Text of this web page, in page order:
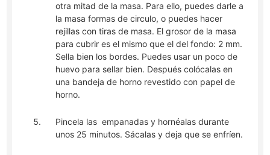
otra mitad de la masa. Para ello, puedes darle a
la masa formas de circulo, o puedes hacer
rejillas con tiras de masa. El grosor de la masa
para cubrir es el mismo que el del fondo: 2 mm.
Sella bien los bordes. Puedes usar un poco de
huevo para sellar bien. Después colócalas en
una bandeja de horno revestido con papel de
horno.
Pincela las empanadas y hornéalas durante
unos 25 minutos. Sácalas y deja que se enfríen.